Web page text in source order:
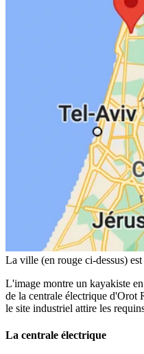
La ville (en rouge ci-dessus)
L'image montre un kayakiste
de la centrale électrique d'Orot
le site industriel attire les
La centrale électrique